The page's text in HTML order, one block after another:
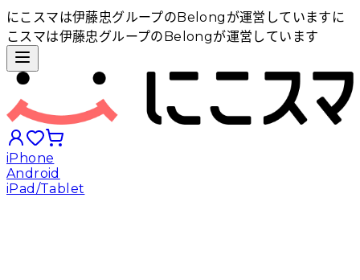
にこスマは伊藤忠グループのBelongが運営しています に
こスマは伊藤忠グループのBelongが運営しています
iPhone
Android
iPad/Tablet